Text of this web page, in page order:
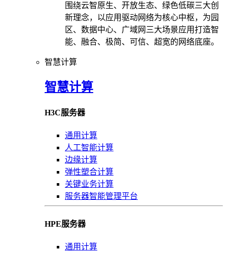
围绕云智原生、开放生态、绿色低碳三大创
新理念，以应用驱动网络为核心中枢，为园
区、数据中心、广域网三大场景应用打造智
能、融合、极简、可信、超宽的网络底座。
智慧计算
智慧计算
H3C服务器
通用计算
人工智能计算
边缘计算
弹性塑合计算
关键业务计算
服务器智能管理平台
HPE服务器
通用计算